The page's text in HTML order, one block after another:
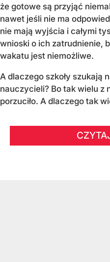
że gotowe są przyjąć
nawet jeśli nie ma
nie mają wyjścia i całymi
wnioski o ich zatrudnienie,
wakatu jest niemożliwe.
A dlaczego szkoły szukają
nauczycieli? Bo tak wielu z
porzuciło. A dlaczego tak